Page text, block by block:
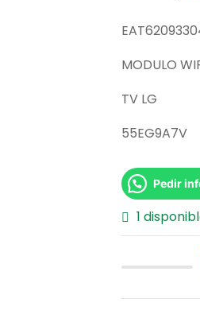
MODULO
TV LG
55EG9A7V
Pedir
1